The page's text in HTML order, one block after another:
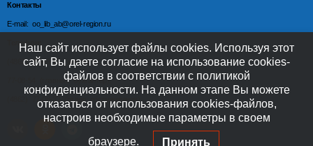
Контакты
E-mail: oo_lib_ab@orel-region.ru
Телефон:
(4862) 77-09-75 (директор),
77-08-54 (главный бухгалтер),
Наш сайт использует файлы cookies. Используя этот
сайт, Вы даете согласие на использование cookies-
файлов в соответствии с политикой
конфиденциальности. На данном этапе Вы можете
отказаться от использования cookies-файлов,
настроив необходимые параметры в своем
браузере. Принять